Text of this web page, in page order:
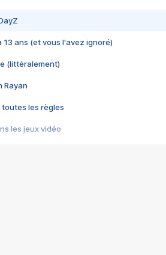
13 ans (et vous l'avez ignoré)
(littéralement)
Rayan
toutes les règles
les jeux vidéo